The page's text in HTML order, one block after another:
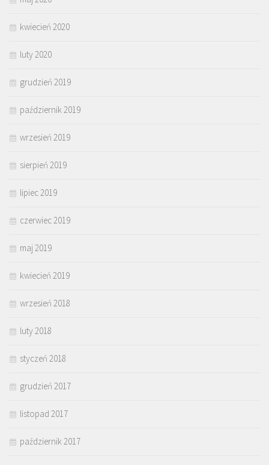
kwiecień 2020
luty 2020
grudzień 2019
październik 2019
wrzesień 2019
sierpień 2019
lipiec 2019
czerwiec 2019
maj 2019
kwiecień 2019
wrzesień 2018
luty 2018
styczeń 2018
grudzień 2017
listopad 2017
październik 2017